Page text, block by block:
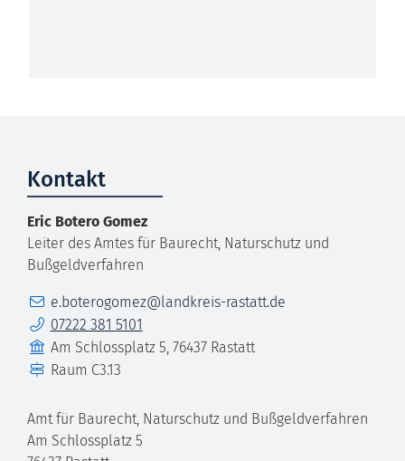
Kontakt
Eric Botero Gomez
Leiter des Amtes für Baurecht, Naturschutz und
Bußgeldverfahren
E-Maile.boterogomez@landkreis-rastatt.de
Telefon07222 381 5101
Gebäude
Am Schlossplatz 5, 76437 Rastatt
Raum C3.13
Amt für Baurecht, Naturschutz und Bußgeldverfahren
Am Schlossplatz 5